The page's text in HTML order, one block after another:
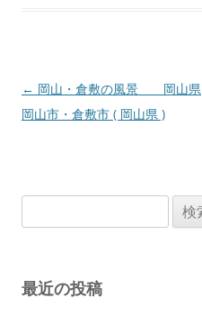
投
稿
ン
← 岡山・倉敷の風景 岡山県
岡山市・倉敷市 ( 岡山県 )
索:
最近の投稿